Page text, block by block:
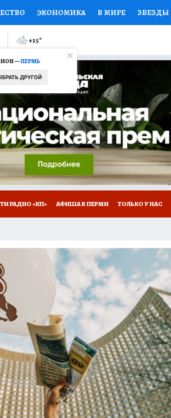
ЭКОНОМИКА В МИРЕ ЗВЕЗДЫ
МИР Я ЗНАЮ СЕМЬЯ ЖЕНСКИЕ
СЕРИАЛЫ СПЕЦПРОЕКТЫ
КОНКУРСЫ РАБОТА У НАС
—ПЕРМЬ
ДРУГОЙ
+15°
РАДИО «КП» АФИША В ПЕРМИ ТОЛЬКО У НАС
ЗАПОВЕДНАЯ РОССИЯ ГЕРОИ В БЕЛЫХ ХАЛАТАХ
ПРОПАЛИ 13 ТУРИСТОВ ДЕНЬ ПОБЕДЫ В ПЕРМИ